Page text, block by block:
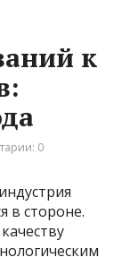
к
0
в стороне.